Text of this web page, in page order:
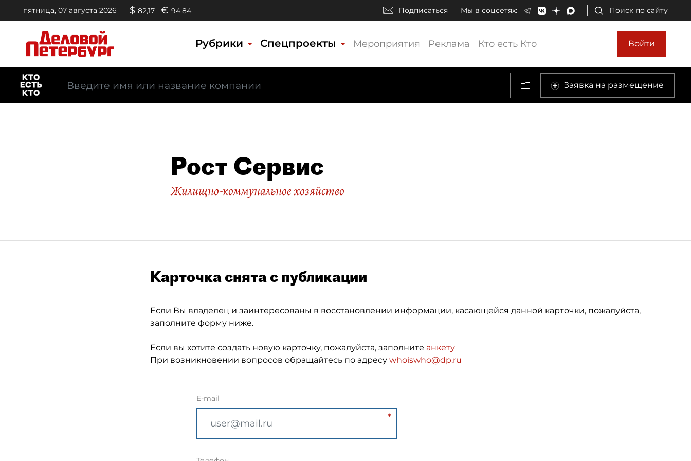
пятница, 07 августа 2026 $ 82,17 € 94,84 Подписаться Мы в соцсетях: Поиск по сайту
Рубрики Спецпроекты Мероприятия Реклама Кто есть Кто Войти
Заявка на размещение
Рост Сервис
Жилищно-коммунальное хозяйство
Карточка снята с публикации
Если Вы владелец и заинтересованы в восстановлении информации, касающейся данной карточки, пожалуйста,
заполните форму ниже.
Если вы хотите создать новую карточку, пожалуйста, заполните анкету
При возникновении вопросов обращайтесь по адресу whoiswho@dp.ru
E-mail